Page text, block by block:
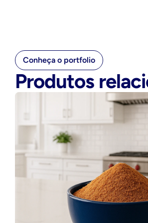
Conheça o portfolio
Produtos